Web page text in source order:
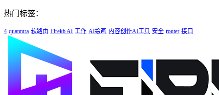
热门标签：
4 quantura 软路由 Firekb AI 工作 AI绘画 内容创作AI工具 安全 router 接口